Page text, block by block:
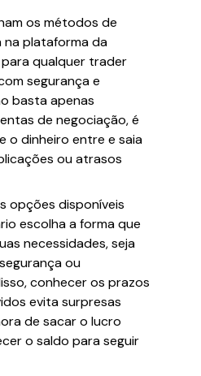
os métodos de
plataforma da
qualquer trader
segurança e
basta apenas
de negociação, é
o dinheiro entre e saia
ou atrasos
opções disponíveis
escolha a forma que
necessidades, seja
ou
conhecer os prazos
evita surpresas
de sacar o lucro
o saldo para seguir